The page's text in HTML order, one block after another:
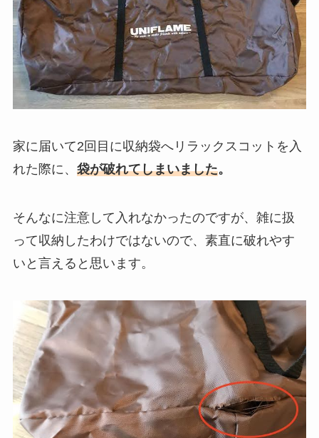
家に届いて2回目に収納袋へリラックスコットを入
れた際に、 袋が破れてしまいました。
そんなに注意して入れなかったのですが、雑に扱
って収納したわけではないので、素直に破れやす
いと言えると思います。